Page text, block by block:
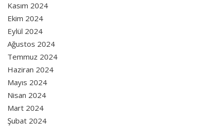
Kasım 2024
Ekim 2024
Eylül 2024
Ağustos 2024
Temmuz 2024
Haziran 2024
Mayıs 2024
Nisan 2024
Mart 2024
Şubat 2024